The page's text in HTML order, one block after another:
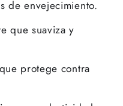
de envejecimiento.
que suaviza y
protege contra